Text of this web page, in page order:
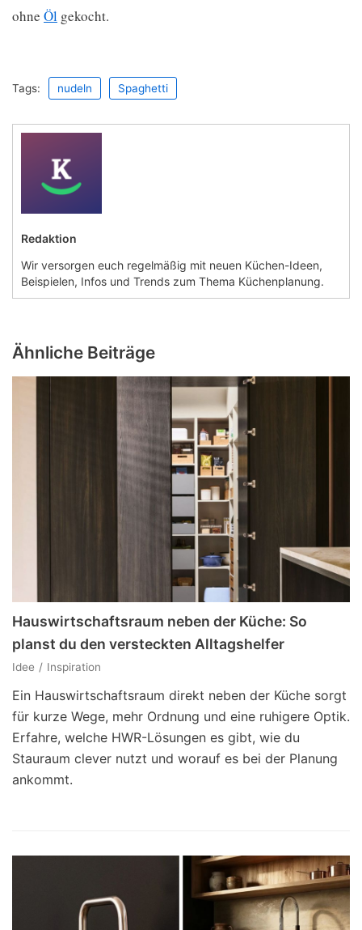
ohne Öl gekocht.
Tags: nudeln Spaghetti
Redaktion
Wir versorgen euch regelmäßig mit neuen Küchen-Ideen,
Beispielen, Infos und Trends zum Thema Küchenplanung.
Ähnliche Beiträge
Hauswirtschaftsraum neben der Küche: So
planst du den versteckten Alltagshelfer
Idee Inspiration
Ein Hauswirtschaftsraum direkt neben der Küche sorgt
für kurze Wege, mehr Ordnung und eine ruhigere Optik.
Erfahre, welche HWR-Lösungen es gibt, wie du
Stauraum clever nutzt und worauf es bei der Planung
ankommt.